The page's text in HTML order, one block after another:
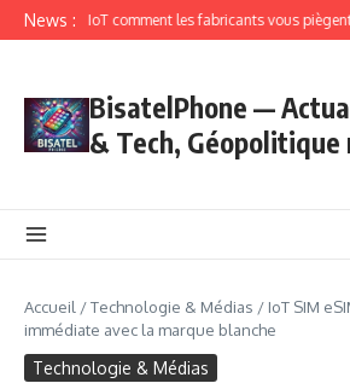
News : IoT comment les fabricants vous piègent
BisatelPhone —
& Tech, Géopolitique
Accueil /Technologie & Médias / IoT SIM
immédiate avec la marque blanche
Technologie & Médias